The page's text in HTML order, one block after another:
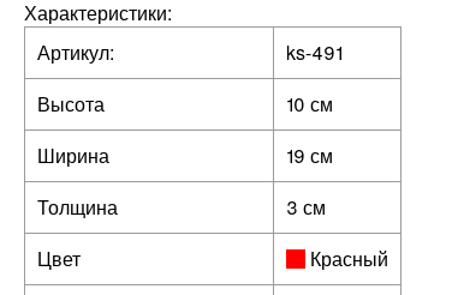
Характеристики:
Артикул:
ks-491
Высота
10 см
Ширина
19 см
Толщина
3 см
Цвет
Красный